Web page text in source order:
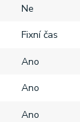
Ne
Fixní čas
Ano
Ano
Ano